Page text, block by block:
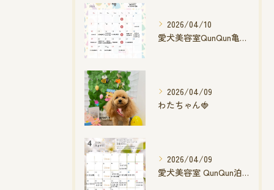
2026/04/10
愛犬美容室QunQun亀山エコー店
2026/04/09
わたちゃん🍓
2026/04/09
愛犬美容室 QunQun泊店 4月空き状況です